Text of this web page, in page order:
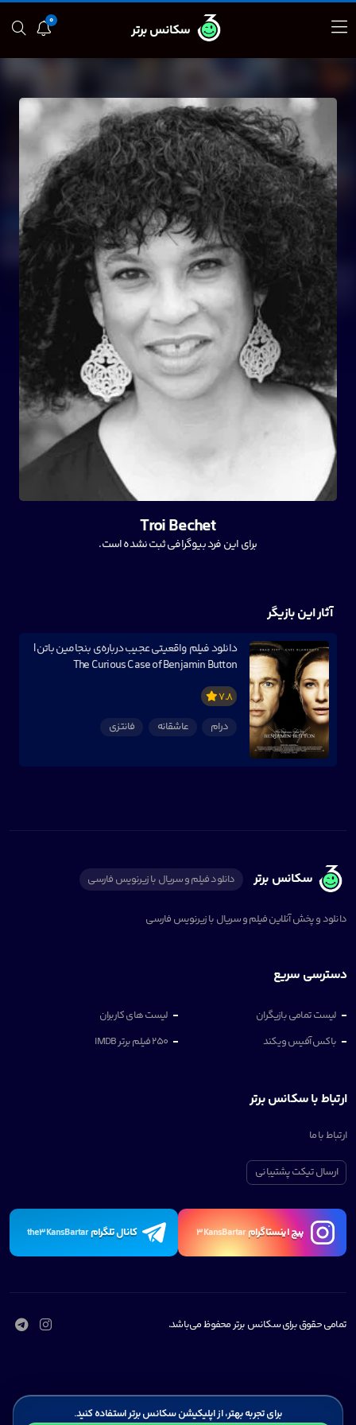
0
سکانس برتر
Troi Bechet
برای این فرد بیوگرافی ثبت نشده است.
آثار این بازیگر
دانلود فیلم واقعیتی عجیب درباره‌ی بنجامین باتن |
The Curious Case of Benjamin Button
7.8
درام
عاشقانه فانتزی
سکانس برتر دانلود فیلم و سریال با زیرنویس فارسی
دانلود و پخش آنلاین فیلم و سریال با زیرنویس فارسی
دسترسی سریع
لیست تمامی بازیگران
لیست های کاربران
باکس آفیس ویکند
250 فیلم برتر IMDB
ارتباط با سکانس برتر
ارتباط با ما
ارسال تیکت پشتیبانی
پیچ اینستاگرام3KansBartar کانال تلگرامthe3KansBartar
تمامی حقوق برای سکانس برتر محفوظ می‌باشد.
برای تجربه بهتر، از اپلیکیشن سکانس برتر استفاده کنید.